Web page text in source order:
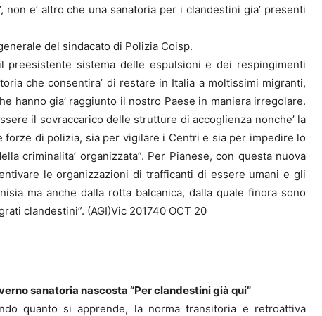
non e’ altro che una sanatoria per i clandestini gia’ presenti
del sindacato di Polizia Coisp.
preesistente sistema delle espulsioni e dei respingimenti
che consentira’ di restare in Italia a moltissimi migranti,
hanno gia’ raggiunto il nostro Paese in maniera irregolare.
il sovraccarico delle strutture di accoglienza nonche’ la
forze di polizia, sia per vigilare i Centri e sia per impedire lo
criminalita’ organizzata”. Per Pianese, con questa nuova
le organizzazioni di trafficanti di essere umani e gli
ma anche dalla rotta balcanica, dalla quale finora sono
clandestini”. (AGI)Vic 201740 OCT 20
sanatoria nascosta “Per clandestini già qui”
quanto si apprende, la norma transitoria e retroattiva